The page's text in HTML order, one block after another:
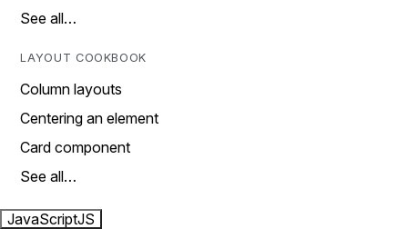
See all…
LAYOUT COOKBOOK
Column layouts
Centering an element
Card component
See all…
JavaScriptJS